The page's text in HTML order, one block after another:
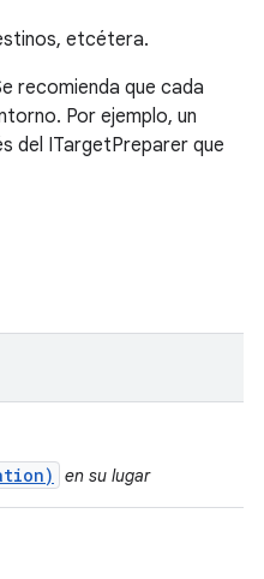
etcétera.
recomienda que cada
Por ejemplo, un
del ITargetPreparer que
en su lugar